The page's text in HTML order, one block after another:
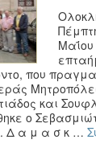
Μαΐου
που
και
ο
Δ α μ α σ κ …